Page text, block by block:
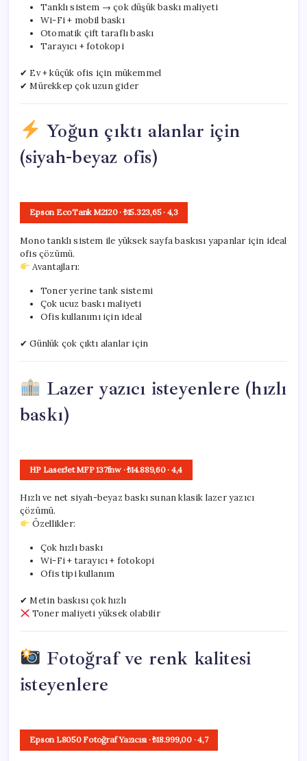
Tanklı sistem → çok düşük baskı maliyeti
Wi-Fi + mobil baskı
Otomatik çift taraflı baskı
Tarayıcı + fotokopi
✔ Ev + küçük ofis için mükemmel
✔ Mürekkep çok uzun gider
Yoğun çıktı alanlar için
(siyah-beyaz ofis)
Epson EcoTank M2120· ₺15.323,65· 4,3
Mono tanklı sistem ile yüksek sayfa baskısı yapanlar için ideal
ofis çözümü.
Avantajları:
Toner yerine tank sistemi
Çok ucuz baskı maliyeti
Ofis kullanımı için ideal
✔ Günlük çok çıktı alanlar için
Lazer yazıcı isteyenlere (hızlı
baskı)
HP LaserJet MFP 137fnw· ₺14.889,60· 4,4
Hızlı ve net siyah-beyaz baskı sunan klasik lazer yazıcı
çözümü.
Özellikler:
Çok hızlı baskı
Wi-Fi + tarayıcı + fotokopi
Ofis tipi kullanım
✔ Metin baskısı çok hızlı
Toner maliyeti yüksek olabilir
Fotoğraf ve renk kalitesi
isteyenlere
Epson L8050 Fotoğraf Yazıcısı· ₺18.999,00·4,7